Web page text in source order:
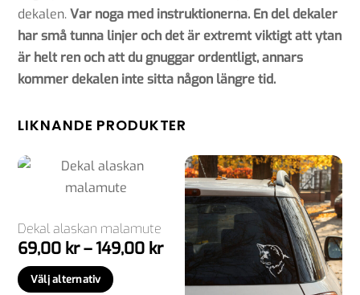
dekalen.Var noga med instruktionerna. En del dekaler
har små tunna linjer och det är extremt viktigt att ytan
är helt ren och att du gnuggar ordentligt, annars
kommer dekalen inte sitta någon längre tid.
LIKNANDE PRODUKTER
Dekal alaskan malamute
69,00 kr–149,00 krPrisintervall:
69,00 kr
Välj alternativ